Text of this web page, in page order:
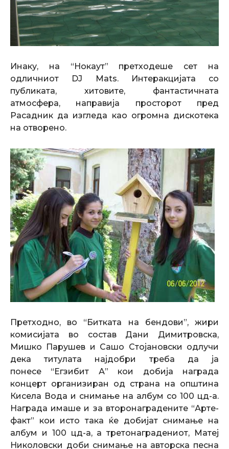
Инаку, на “Нокаут” претходеше сет на
одличниот DJ Mats.
Интеракцијата со
публиката, хитовите, фантастичната
атмосфера,
направија
просторот пред
Расадник да изгледа као огромна дискотека
на отворено.
Претходно, во “Битката на бендови”, жири
комисијата во состав Дани Димитровска,
Мишко Парушев и Сашо Стојановски одлучи
дека титулата најдобри треба да ја
понесе “Егзибит А” кои добија награда
концерт организиран од страна на општина
Кисела Вода и снимање на албум со 100 цд-а.
Награда имаше и за второнаградените “Арте-
факт” кои исто така ќе добијат снимање на
албум и 100 цд-а, а третонаградениот, Матеј
Николовски доби снимање на авторска песна